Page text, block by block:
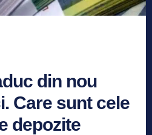
din nou
Care sunt cele
depozite